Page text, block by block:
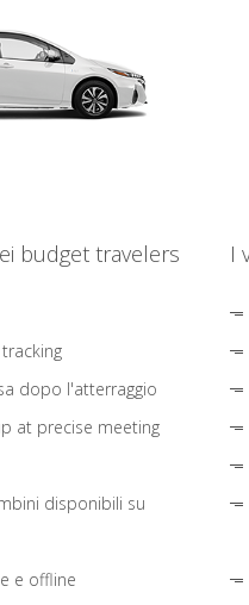
budget travelers
dopo l'atterraggio
at precise meeting
disponibili su
e offline
I